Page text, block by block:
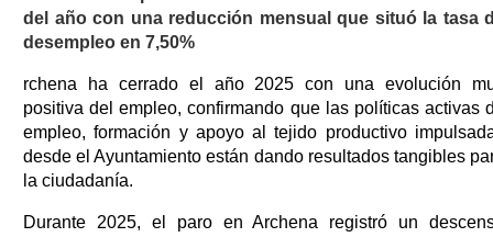
del año con una reducción mensual que situó la tasa
desempleo en 7,50%
rchena ha cerrado el año 2025 con una evolución
positiva del empleo, confirmando que las políticas activas
empleo, formación y apoyo al tejido productivo
desde el Ayuntamiento están dando resultados tangibles
la ciudadanía.
Durante 2025, el paro en Archena registró un